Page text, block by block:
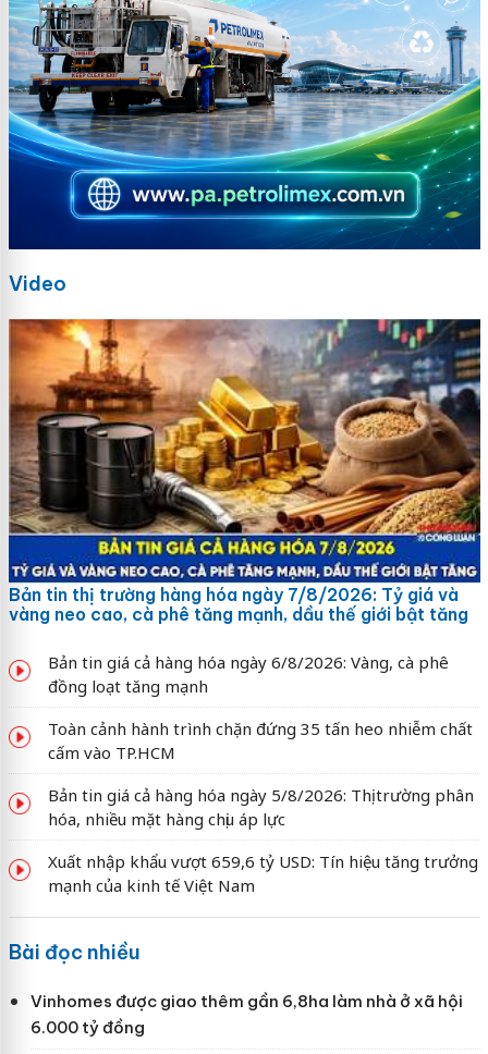
Video
Bản tin thị trường hàng hóa ngày 7/8/2026: Tỷ giá và
vàng neo cao, cà phê tăng mạnh, dầu thế giới bật tăng
Bản tin giá cả hàng hóa ngày 6/8/2026: Vàng, cà phê
đồng loạt tăng mạnh
Toàn cảnh hành trình chặn đứng 35 tấn heo nhiễm chất
cấm vào TP.HCM
Bản tin giá cả hàng hóa ngày 5/8/2026: Thị trường phân
hóa, nhiều mặt hàng chịu áp lực
Xuất nhập khẩu vượt 659,6 tỷ USD: Tín hiệu tăng trưởng
mạnh của kinh tế Việt Nam
Bài đọc nhiều
Vinhomes được giao thêm gần 6,8ha làm nhà ở xã hội
6.000 tỷ đồng